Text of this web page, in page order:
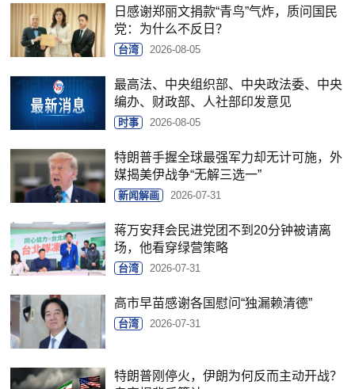
日感谢郑丽文捐款“青鸟”气炸，质问国民
党：为什么不反日？
台湾 2026-08-05
最高法、中央组织部、中央政法委、中央
编办、财政部、人社部印发意见
时事 2026-08-05
特朗普手握全球最强军力却无计可施，外
媒揭美伊战争“无解三选一”
新闻解画 2026-07-31
蒋万安拜会民进党团不到20分钟被请离
场，他看穿绿营策略
台湾 2026-07-31
高市早苗感谢各国慰问“独漏赖清德”
台湾 2026-07-31
特朗普刚停火，伊朗为何反而主动开战？